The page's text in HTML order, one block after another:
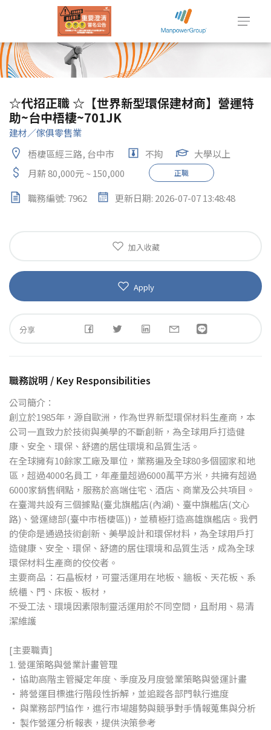
☆代招正職 ☆【世界新型環保建材商】營運特
助~台中梧棲~701JK
建材／傢俱零售業
梧棲區經三路, 台中市
不拘
大學以上
月薪 80,000元 ~ 150,000
正職
職務編號: 7962 更新日期: 2026-07-07 13:48:48
加入收藏
Apply
分享
職務說明 / Key Responsibilities
公司簡介：
創立於1985年，源自歐洲，作為世界新型環保材料生產商，本
公司一直致力於技術與美學的不斷創新，為全球用戶打造健
康、安全、環保、舒適的居住環境和品質生活。
在全球擁有10餘家工廠及單位，業務遍及全球80多個國家和地
區，超過4000名員工，年產量超過6000萬平方米，共擁有超過
6000家銷售網點，服務於高端住宅、酒店、商業及公共項目。
在臺灣共設有三個據點(臺北旗艦店(內湖)、臺中旗艦店(文心
路)、營運總部(臺中市梧棲區))，並積極打造高雄旗艦店。我們
的使命是通過技術創新、美學設計和環保材料，為全球用戶打
造健康、安全、環保、舒適的居住環境和品質生活，成為全球
環保材料生產商的佼佼者。
主要商品 ：石晶板材，可靈活運用在地板、牆板、天花板、系
統櫃、門、床板、板材，
不受工法、環境因素限制靈活運用於不同空間，且耐用、易清
潔維護
[主要職責]
1. 營運策略與營業計畫管理
• 協助高階主管擬定年度、季度及月度營業策略與營運計畫
• 將營運目標進行階段性拆解，並追蹤各部門執行進度
• 與業務部門協作，進行市場趨勢與競爭對手情報蒐集與分析
• 製作營運分析報表，提供決策參考